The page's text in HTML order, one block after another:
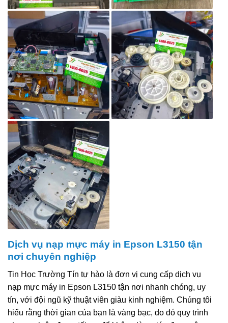
Dịch vụ nạp mực máy in Epson L3150 tận
nơi chuyên nghiệp
Tin Học Trường Tín tự hào là đơn vị cung cấp dịch vụ
nạp mực máy in Epson L3150 tận nơi nhanh chóng, uy
tín, với đội ngũ kỹ thuật viên giàu kinh nghiệm. Chúng tôi
hiểu rằng thời gian của bạn là vàng bạc, do đó quy trình